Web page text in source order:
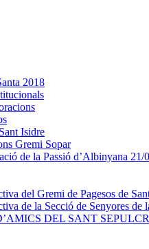
2018
Isidre
Gremi Sopar
de la Passió d’Albinyana 21/
del Gremi de Pagesos de
de la Secció de Senyores de
DEL SANT